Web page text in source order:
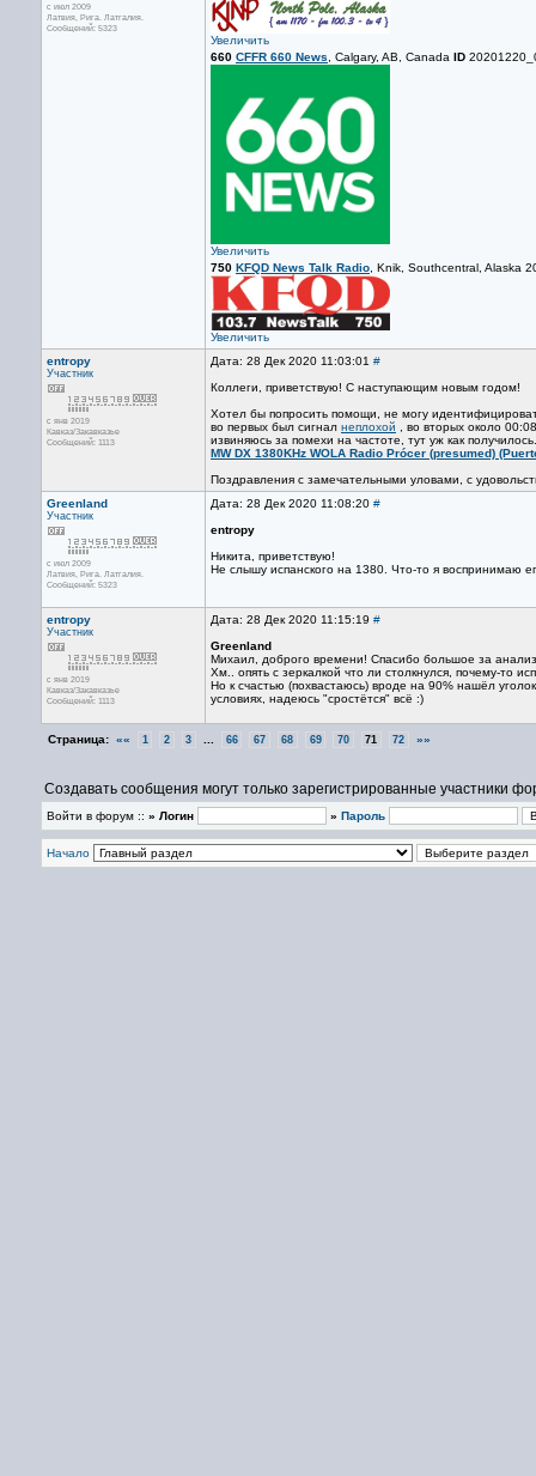
с июл 2009
Латвия, Рига. Латгалия.
Сообщений: 5323
Увеличить
660 CFFR 660 News, Calgary, AB, Canada ID
Увеличить
750 KFQD News Talk Radio , Knik, Southcentral, Alaska
Увеличить
entropy
Участник
с янв 2019
Кавказ/Закавказье
Сообщений: 1113
Дата: 28 Дек 2020 11:03:01 #
Коллеги, приветствую! С наступающим новым годом!
Хотел бы попросить помощи, не могу
во первых был сигнал неплохой , во вторых около
извиняюсь за помехи на частоте, тут уж как
MW DX 1380KHz WOLA Radio Prócer (presumed)
Поздравления с замечательными уловами, с
Greenland
Участник
с июл 2009
Латвия, Рига. Латгалия.
Сообщений: 5323
Дата: 28 Дек 2020 11:08:20 #
entropy
Никита, приветствую!
Не слышу испанского на 1380. Что-то я воспринимаю
entropy
Участник
с янв 2019
Кавказ/Закавказье
Сообщений: 1113
Дата: 28 Дек 2020 11:15:19 #
Greenland
Михаил, доброго времени! Спасибо большое за
Хм.. опять с зеркалкой что ли столкнулся, почему-то
Но к счастью (похвастаюсь) вроде на 90% нашёл
условиях, надеюсь "сростётся" всё :)
Страница: «« 1 2 3 66 67 68 69 70 71 72 »»
Создавать сообщения могут только зарегистрированные участники
Войти в форум :: » Логин » Пароль
Начало